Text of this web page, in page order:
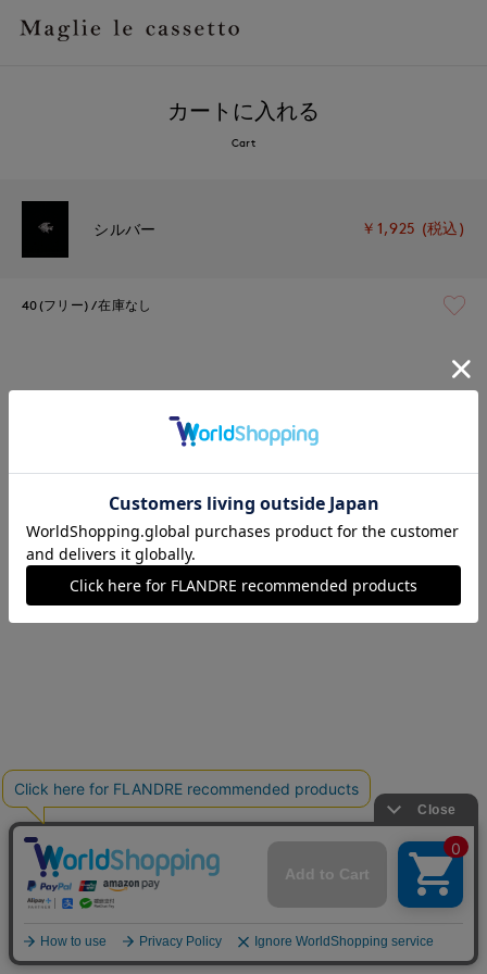
カートに入れる
Cart
シルバー ￥1,925 (税込)
40(フリー) 在庫なし